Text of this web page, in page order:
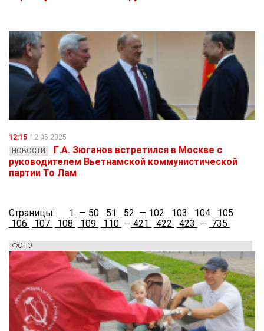
12:15 12.05.2025
НОВОСТИ
Г.А. Зюганов встретился в Москве с
руководителем Вьетнамской коммунистической
партии То Лам
Страницы: 1 — 50 51 52 — 102 103 104
105
106
107 108 109 110 — 421 422 423 — 735
ФОТО